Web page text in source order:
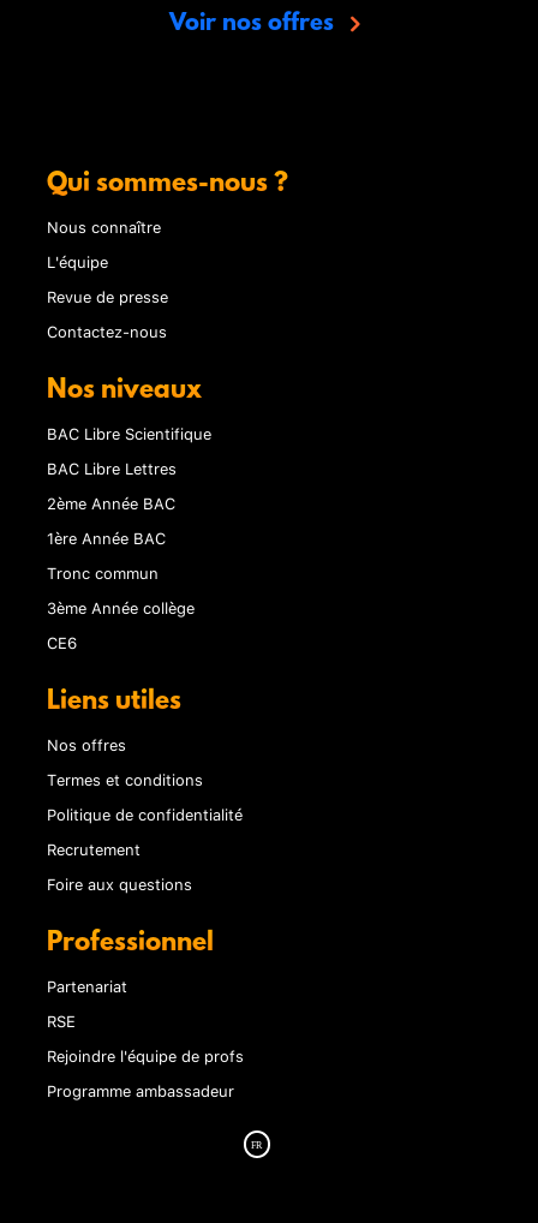
Voir nos offres
Qui sommes-nous ?
Nous connaître
L'équipe
Revue de presse
Contactez-nous
Nos niveaux
BAC Libre Scientifique
BAC Libre Lettres
2ème Année BAC
1ère Année BAC
Tronc commun
3ème Année collège
CE6
Liens utiles
Nos offres
Termes et conditions
Politique de confidentialité
Recrutement
Foire aux questions
Professionnel
Partenariat
RSE
Rejoindre l'équipe de profs
Programme ambassadeur